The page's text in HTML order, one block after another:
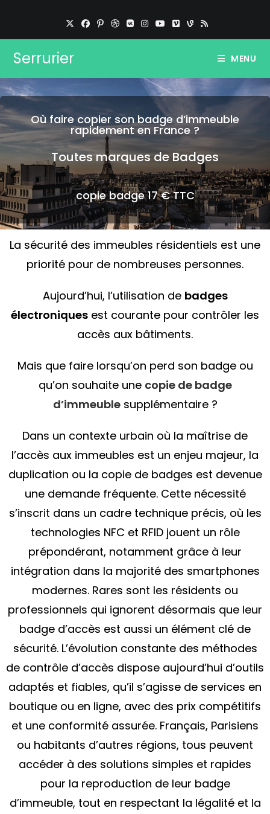
Serrurier MENU
Où faire copier son badge d’immeuble
rapidement en France ?
Toutes marques de Badges
copie badge 17 € TTC
La sécurité des immeubles résidentiels est une
priorité pour de nombreuses personnes.
Aujourd’hui, l’utilisation de badges
électroniques est courante pour contrôler les
accès aux bâtiments.
Mais que faire lorsqu’on perd son badge ou
qu’on souhaite une copie de badge
d’immeublesupplémentaire ?
Dans un contexte urbain où la maîtrise de
l’accès aux immeubles est un enjeu majeur, la
duplication ou la copie de badges est devenue
une demande fréquente. Cette nécessité
s’inscrit dans un cadre technique précis, où les
technologies NFC et RFID jouent un rôle
prépondérant, notamment grâce à leur
intégration dans la majorité des smartphones
modernes. Rares sont les résidents ou
professionnels qui ignorent désormais que leur
badge d’accès est aussi un élément clé de
sécurité. L’évolution constante des méthodes
de contrôle d’accès dispose aujourd’hui d’outils
adaptés et fiables, qu’il s’agisse de services en
boutique ou en ligne, avec des prix compétitifs
et une conformité assurée. Français, Parisiens
ou habitants d’autres régions, tous peuvent
accéder à des solutions simples et rapides
pour la reproduction de leur badge
d’immeuble, tout en respectant la légalité et la